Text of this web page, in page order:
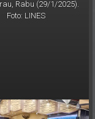
Aqib/LINES